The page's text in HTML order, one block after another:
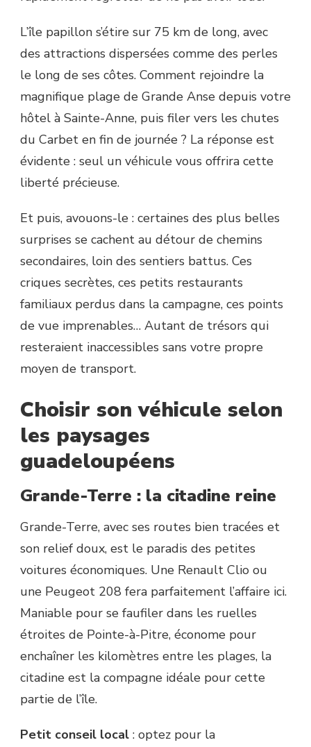
L’île papillon s’étire sur 75 km de long, avec
des attractions dispersées comme des perles
le long de ses côtes. Comment rejoindre la
magnifique plage de Grande Anse depuis votre
hôtel à Sainte-Anne, puis filer vers les chutes
du Carbet en fin de journée ? La réponse est
évidente : seul un véhicule vous offrira cette
liberté précieuse.
Et puis, avouons-le : certaines des plus belles
surprises se cachent au détour de chemins
secondaires, loin des sentiers battus. Ces
criques secrètes, ces petits restaurants
familiaux perdus dans la campagne, ces points
de vue imprenables… Autant de trésors qui
resteraient inaccessibles sans votre propre
moyen de transport.
Choisir son véhicule selon
les paysages
guadeloupéens
Grande-Terre : la citadine reine
Grande-Terre, avec ses routes bien tracées et
son relief doux, est le paradis des petites
voitures économiques. Une Renault Clio ou
une Peugeot 208 fera parfaitement l’affaire ici.
Maniable pour se faufiler dans les ruelles
étroites de Pointe-à-Pitre, économe pour
enchaîner les kilomètres entre les plages, la
citadine est la compagne idéale pour cette
partie de l’île.
Petit conseil local : optez pour la